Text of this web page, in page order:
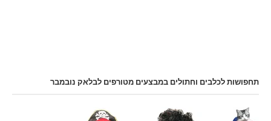
תחפושות לכלבים וחתולים במבצעים מטורפים לבלאק נובמבר